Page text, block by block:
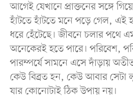
আগেই যেখানে প্রাক্তনের সঙ্গে
হাঁটতে হাঁটতে মনে পড়ে গেল,
ধরে হেঁটেছে। জীবনে চলার পথে
অনেকেরই হতে পারে। পরিবেশ,
পারম্পর্যে সামনে এসে দাঁড়ায়
কেউ বিব্রত হন, কেউ আবার সেটা
যার কোনোটাই ঠিক উপায় নয়।